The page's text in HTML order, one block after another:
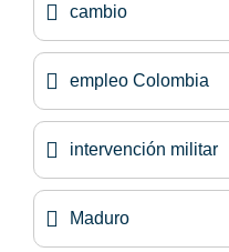
cambio
empleo Colombia
intervención militar
Maduro